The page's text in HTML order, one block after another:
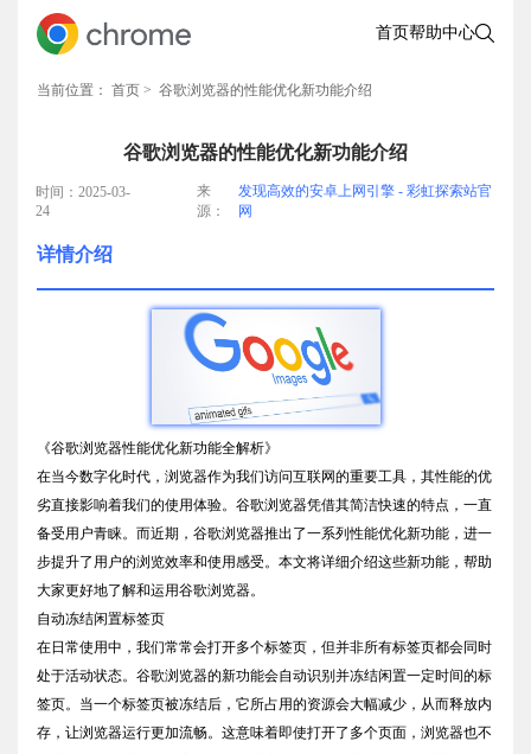
首页帮助中心
当前位置： 首页 > 谷歌浏览器的性能优化新功能介绍
谷歌浏览器的性能优化新功能介绍
时间：2025-03-
24
来
源：
发现高效的安卓上网引擎 - 彩虹探索站官
网
详情介绍
《谷歌浏览器性能优化新功能全解析》
在当今数字化时代，浏览器作为我们访问互联网的重要工具，其性能的优
劣直接影响着我们的使用体验。谷歌浏览器凭借其简洁快速的特点，一直
备受用户青睐。而近期，谷歌浏览器推出了一系列性能优化新功能，进一
步提升了用户的浏览效率和使用感受。本文将详细介绍这些新功能，帮助
大家更好地了解和运用谷歌浏览器。
自动冻结闲置标签页
在日常使用中，我们常常会打开多个标签页，但并非所有标签页都会同时
处于活动状态。谷歌浏览器的新功能会自动识别并冻结闲置一定时间的标
签页。当一个标签页被冻结后，它所占用的资源会大幅减少，从而释放内
存，让浏览器运行更加流畅。这意味着即使打开了多个页面，浏览器也不